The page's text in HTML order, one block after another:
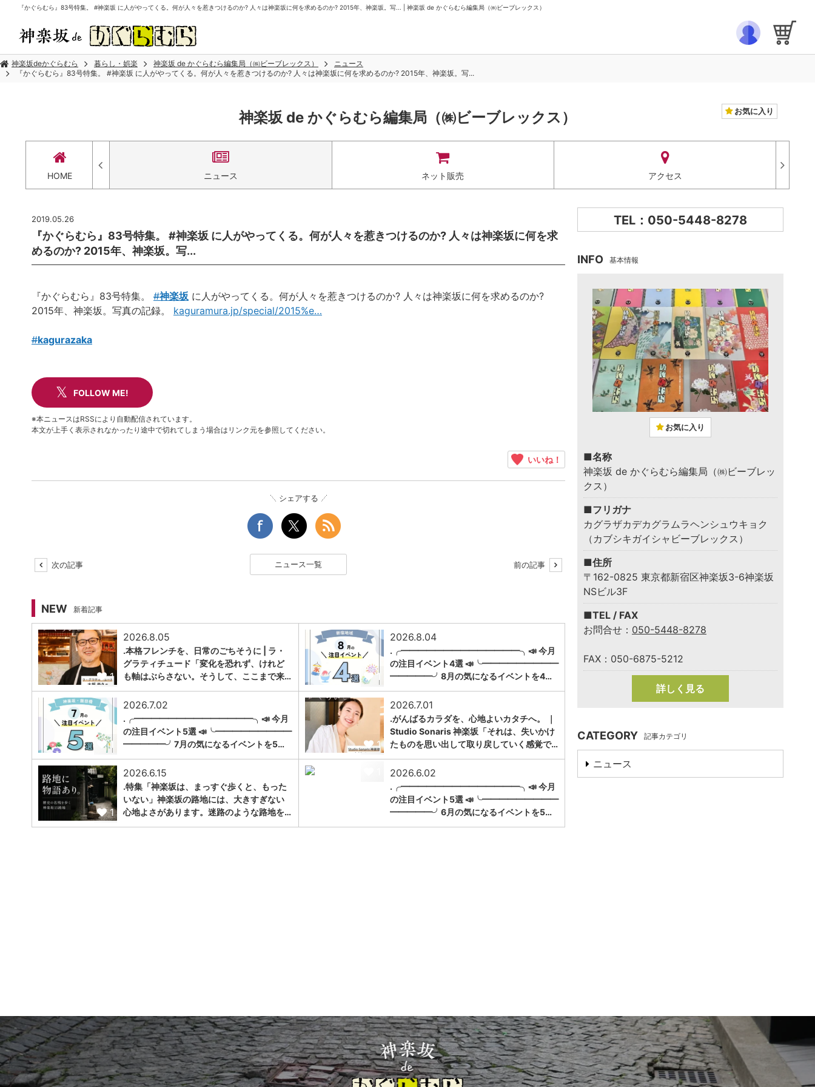
『かぐらむら』83号特集。 #神楽坂 に人がやってくる。何が人々を惹きつけるのか? 人々は神楽坂に何を求めるのか? 2015年、神楽坂。写... | 神楽坂 de かぐらむら編集局（㈱ビーブレックス）
神楽坂deかぐらむら 暮らし・娯楽 神楽坂 de かぐらむら編集局（㈱ビーブレックス）
ニュース
『かぐらむら』83号特集。 #神楽坂 に人がやってくる。何が人々を惹きつけるのか? 人々は神楽坂に何を求めるのか? 2015年、神楽坂。写...
神楽坂 de かぐらむら編集局（㈱ビーブレックス） お気に入り
HOME ニュース ネット販売 アクセス
2019.05.26
『かぐらむら』83号特集。 #神楽坂 に人がやってくる。何が人々を惹きつけるのか? 人々は神楽坂に何を求
めるのか? 2015年、神楽坂。写...
『かぐらむら』83号特集。 #神楽坂 に人がやってくる。何が人々を惹きつけるのか? 人々は神楽坂に何を求めるのか?
2015年、神楽坂。写真の記録。 kaguramura.jp/special/2015%e…
#kagurazaka
FOLLOW ME!
※本ニュースはRSSにより自動配信されています。
本文が上手く表示されなかったり途中で切れてしまう場合はリンク元を参照してください。
いいね！
シェアする
次の記事 ニュース一覧 前の記事
NEW 新着記事
1
2026.8.05
.本格フレンチを、日常のごちそうに | ラ・
グラティチュード「変化を恐れず、けれど
も軸はぶらさない。そうして、ここまで来…
1
2026.8.04
.╭━━━━━━━━━━━━━━╮📣 今月
の注目イベント4選 📣╰━━━━━━━━━
━━━━━╯8月の気になるイベントを4…
1
2026.7.02
.╭━━━━━━━━━━━━━━╮📣 今月
の注目イベント5選 📣╰━━━━━━━━━
━━━━━╯7月の気になるイベントを5…
1
2026.7.01
.がんばるカラダを、心地よいカタチへ。 ｜
Studio Sonaris 神楽坂「それは、失いかけ
たものを思い出して取り戻していく感覚で…
1
2026.6.15
.特集「神楽坂は、まっすぐ歩くと、もった
いない」神楽坂の路地には、大きすぎない
心地よさがあります。迷路のような路地を…
2026.6.02
.╭━━━━━━━━━━━━━━╮📣 今月
の注目イベント5選 📣╰━━━━━━━━━
━━━━━╯6月の気になるイベントを5…
TEL：050-5448-8278
INFO 基本情報
お気に入り
■名称
神楽坂 de かぐらむら編集局（㈱ビーブレッ
クス）
■フリガナ
カグラザカデカグラムラヘンシュウキョク
（カブシキガイシャビーブレックス）
■住所
〒162-0825 東京都新宿区神楽坂3-6神楽坂
NSビル3F
■TEL / FAX
お問合せ： 050-5448-8278
FAX：050-6875-5212
詳しく見る
CATEGORY 記事カテゴリ
ニュース